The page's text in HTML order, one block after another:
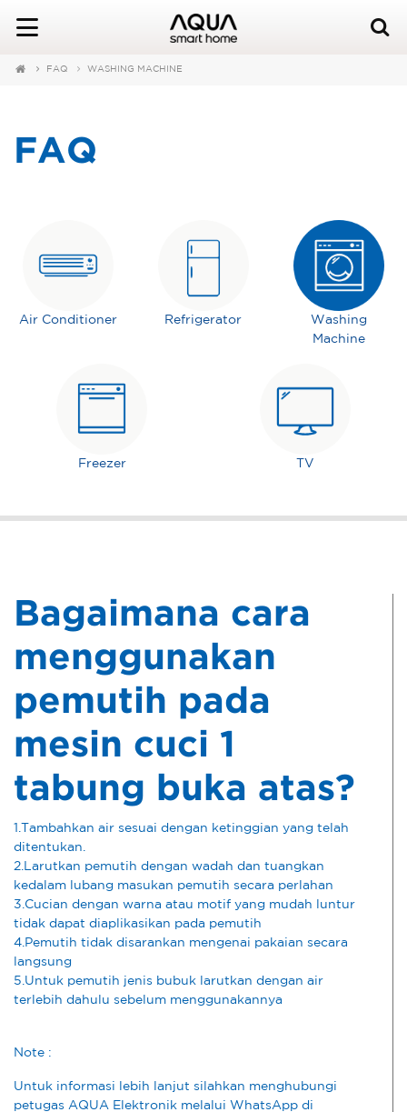
FAQ WASHING MACHINE
FAQ
Air Conditioner Refrigerator
Washing
Machine
Freezer TV
Bagaimana cara
menggunakan
pemutih pada
mesin cuci 1
tabung buka atas?
1.Tambahkan air sesuai dengan ketinggian yang telah
ditentukan.
2.Larutkan pemutih dengan wadah dan tuangkan
kedalam lubang masukan pemutih secara perlahan
3.Cucian dengan warna atau motif yang mudah luntur
tidak dapat diaplikasikan pada pemutih
4.Pemutih tidak disarankan mengenai pakaian secara
langsung
5.Untuk pemutih jenis bubuk larutkan dengan air
terlebih dahulu sebelum menggunakannya
Note :
Untuk informasi lebih lanjut silahkan menghubungi
petugas AQUA Elektronik melalui WhatsApp di